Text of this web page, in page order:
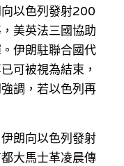
以色列發射200
美英法三國協助
伊朗駐聯合國代
可被視為結束，
調，若以色列再
朗向以色列發射
大馬士革凌晨傳